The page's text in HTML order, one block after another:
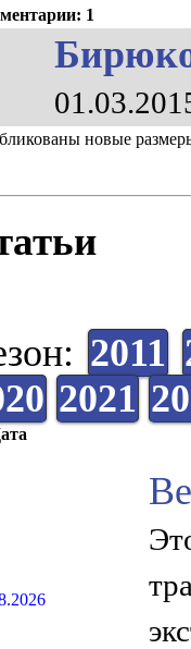
1
новые
2011
2021